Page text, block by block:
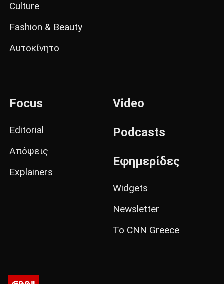
Culture
Fashion & Beauty
Αυτοκίνητο
Focus
Editorial
Απόψεις
Explainers
Video
Podcasts
Εφημερίδες
Widgets
Newsletter
Το CNN Greece